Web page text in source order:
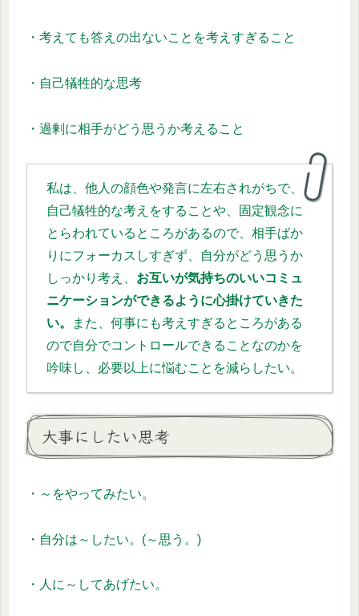
・考えても答えの出ないことを考えすぎること
・自己犠牲的な思考
・過剰に相手がどう思うか考えること
私は、他人の顔色や発言に左右されがちで、
自己犠牲的な考えをすることや、固定観念に
とらわれているところがあるので、相手ばか
りにフォーカスしすぎず、自分がどう思うか
しっかり考え、 お互いが気持ちのいいコミュ
ニケーションができるように心掛けていきた
い。
また、何事にも考えすぎるところがある
ので自分でコントロールできることなのかを
吟味し、必要以上に悩むことを減らしたい。
大事にしたい思考
・～をやってみたい。
・自分は～したい。(～思う。)
・人に～してあげたい。